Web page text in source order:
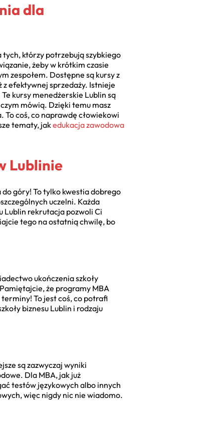
dla
tych, którzy potrzebują szybkiego
żeby w krótkim czasie
zespołem. Dostępne są kursy z
efektywnej sprzedaży. Istnieje
kursy menedżerskie Lublin są
mówią. Dzięki temu masz
coś, co naprawdę cłowiekowi
tematy, jakedukacja zawodowa
Lublinie
góry! To tylko kwestia dobrego
uczelni. Każda
Lublin rekrutacja pozwoli Ci
tego na ostatnią chwilę, bo
ukończenia szkoły
że programy MBA
To jest coś, co potrafi
biznesu Lublin i rodzaju
są zazwyczaj wyniki
Dla MBA, jak już
testów językowych albo innych
więc nigdy nic nie wiadomo.